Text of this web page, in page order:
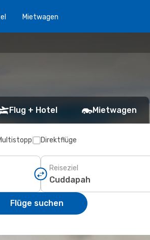
Mietwagen
Flug + Hotel Mietwagen
Direktflüge
Reiseziel
Flüge suchen